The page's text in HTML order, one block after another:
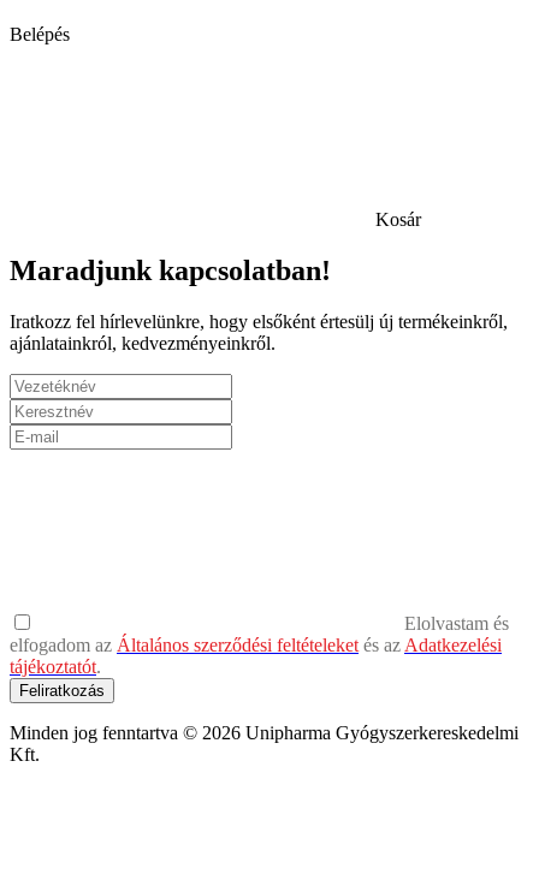
Belépés
Kosár
Maradjunk kapcsolatban!
Iratkozz fel hírlevelünkre, hogy elsőként értesülj új termékeinkről,
ajánlatainkról, kedvezményeinkről.
Elolvastam és
elfogadom az Általános szerződési feltételeket és az Adatkezelési
tájékoztatót.
Feliratkozás
Minden jog fenntartva © 2026 Unipharma Gyógyszerkereskedelmi
Kft.